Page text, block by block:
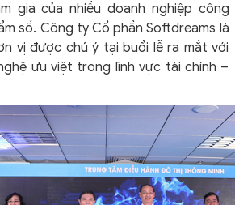
gia của nhiều doanh nghiệp công
số. Công ty Cổ phần Softdreams là
vị được chú ý tại buổi lễ ra mắt với
ưu việt trong lĩnh vực tài chính –